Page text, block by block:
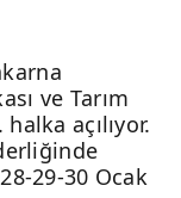
ve Tarım
açılıyor.
29-30 Ocak